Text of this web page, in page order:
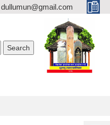
dullumun@gmail.com